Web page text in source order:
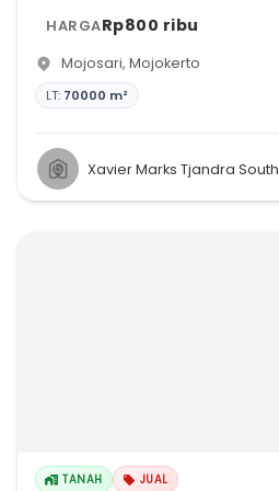
HARGARp800 ribu
Mojosari, Mojokerto
LT: 70000 m²
Xavier Marks Tjandra South
TANAH JUAL